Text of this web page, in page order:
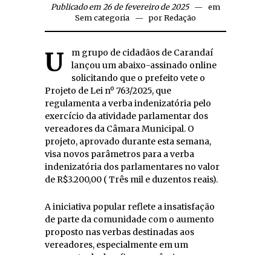
Publicado em 26 de fevereiro de 2025
em
Sem categoria
por Redação
Um grupo de cidadãos de Carandaí
lançou um abaixo-assinado online
solicitando que o prefeito vete o
Projeto de Lei nº 763/2025, que
regulamenta a verba indenizatória pelo
exercício da atividade parlamentar dos
vereadores da Câmara Municipal. O
projeto, aprovado durante esta semana,
visa novos parâmetros para a verba
indenizatória dos parlamentares no valor
de R$3.200,00 ( Três mil e duzentos reais).
A iniciativa popular reflete a insatisfação
de parte da comunidade com o aumento
proposto nas verbas destinadas aos
vereadores, especialmente em um